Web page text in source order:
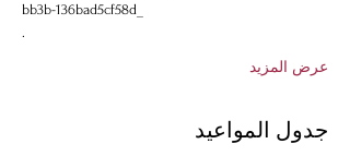
bb3b-136bad5cf58d_
.
عرض المزيد
جدول المواعيد